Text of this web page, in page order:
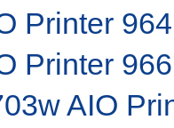
Printer 964
Printer 966
AIO